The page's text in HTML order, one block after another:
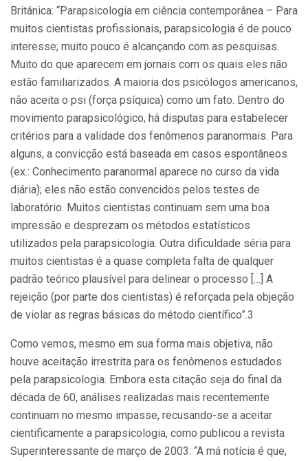
Britânica: “Parapsicologia em ciência contemporânea – Para
muitos cientistas profissionais, parapsicologia é de pouco
interesse; muito pouco é alcançando com as pesquisas.
Muito do que aparecem em jornais com os quais eles não
estão familiarizados. A maioria dos psicólogos americanos,
não aceita o psi (força psíquica) como um fato. Dentro do
movimento parapsicológico, há disputas para estabelecer
critérios para a validade dos fenômenos paranormais. Para
alguns, a convicção está baseada em casos espontâneos
(ex.: Conhecimento paranormal aparece no curso da vida
diária); eles não estão convencidos pelos testes de
laboratório. Muitos cientistas continuam sem uma boa
impressão e desprezam os métodos estatísticos
utilizados pela parapsicologia. Outra dificuldade séria para
muitos cientistas é a quase completa falta de qualquer
padrão teórico plausível para delinear o processo […] A
rejeição (por parte dos cientistas) é reforçada pela objeção
de violar as regras básicas do método científico”.3
Como vemos, mesmo em sua forma mais objetiva, não
houve aceitação irrestrita para os fenômenos estudados
pela parapsicologia. Embora esta citação seja do final da
década de 60, análises realizadas mais recentemente
continuam no mesmo impasse, recusando-se a aceitar
cientificamente a parapsicologia, como publicou a revista
Superinteressante de março de 2003: “A má notícia é que,